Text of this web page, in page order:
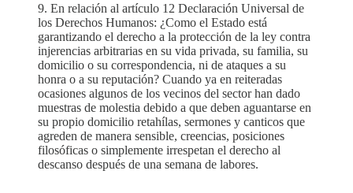
9. En relación al artículo 12 Declaración Universal de
los Derechos Humanos: ¿Como el Estado está
garantizando el derecho a la protección de la ley contra
injerencias arbitrarias en su vida privada, su familia, su
domicilio o su correspondencia, ni de ataques a su
honra o a su reputación? Cuando ya en reiteradas
ocasiones algunos de los vecinos del sector han dado
muestras de molestia debido a que deben aguantarse en
su propio domicilio retahílas, sermones y canticos que
agreden de manera sensible, creencias, posiciones
filosóficas o simplemente irrespetan el derecho al
descanso después de una semana de labores.